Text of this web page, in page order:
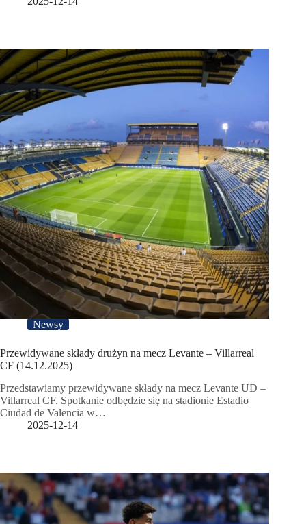
Newsy
Przewidywane składy drużyn na mecz Levante – Villarreal
CF (14.12.2025)
Przedstawiamy przewidywane składy na mecz Levante UD –
Villarreal CF. Spotkanie odbędzie się na stadionie Estadio
Ciudad de Valencia w…
2025-12-14